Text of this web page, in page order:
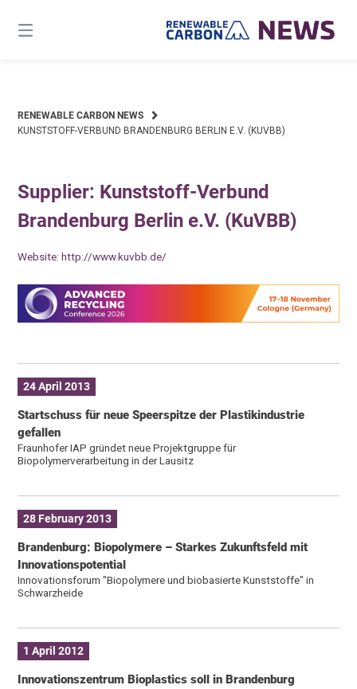
content
RENEWABLE CARBON NEWS
KUNSTSTOFF-VERBUND BRANDENBURG BERLIN E.V. (KUVBB)
Supplier: Kunststoff-Verbund
Brandenburg Berlin e.V. (KuVBB)
Website:http://www.kuvbb.de/
24 April 2013
Startschuss für neue Speerspitze der Plastikindustrie
gefallen
Fraunhofer IAP gründet neue Projektgruppe für
Biopolymerverarbeitung in der Lausitz
28 February 2013
Brandenburg: Biopolymere – Starkes Zukunftsfeld mit
Innovationspotential
Innovationsforum "Biopolymere und biobasierte Kunststoffe" in
Schwarzheide
1 April 2012
Innovationszentrum Bioplastics soll in Brandenburg